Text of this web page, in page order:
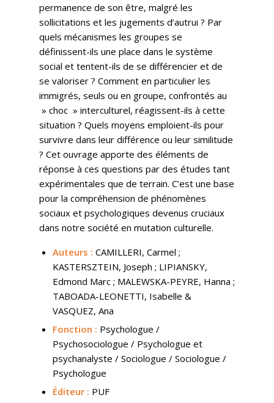
permanence de son être, malgré les
sollicitations et les jugements d’autrui ? Par
quels mécanismes les groupes se
définissent-ils une place dans le système
social et tentent-ils de se différencier et de
se valoriser ? Comment en particulier les
immigrés, seuls ou en groupe, confrontés au
» choc » interculturel, réagissent-ils à cette
situation ? Quels moyens emploient-ils pour
survivre dans leur différence ou leur similitude
? Cet ouvrage apporte des éléments de
réponse à ces questions par des études tant
expérimentales que de terrain. C’est une base
pour la compréhension de phénomènes
sociaux et psychologiques devenus cruciaux
dans notre société en mutation culturelle.
Auteurs : CAMILLERI, Carmel ;
KASTERSZTEIN, Joseph ; LIPIANSKY,
Edmond Marc ; MALEWSKA-PEYRE, Hanna ;
TABOADA-LEONETTI, Isabelle &
VASQUEZ, Ana
Fonction : Psychologue /
Psychosociologue / Psychologue et
psychanalyste / Sociologue / Sociologue /
Psychologue
Éditeur : PUF